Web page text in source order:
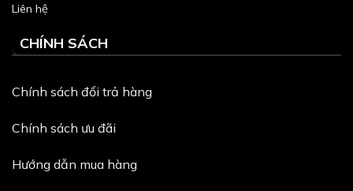
Liên hệ
CHÍNH SÁCH
Chính sách đổi trả hàng
Chính sách ưu đãi
Hướng dẫn mua hàng